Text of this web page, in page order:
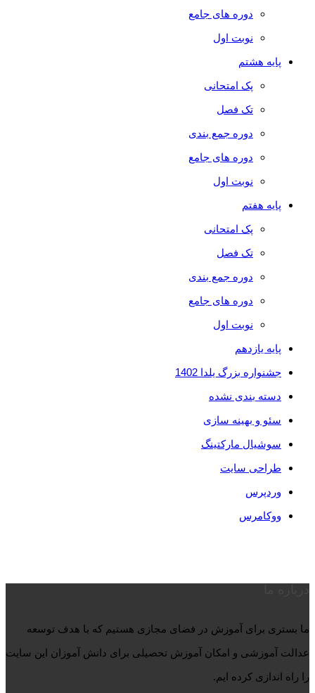
دوره های جامع
نوبت اول
پایه هشتم
پک امتحانی
تک فصل
دوره جمع بندی
دوره های جامع
نوبت اول
پایه هفتم
پک امتحانی
تک فصل
دوره جمع بندی
دوره های جامع
نوبت اول
پایه یازدهم
جشنواره بزرگ یلدا 1402
دسته بندی نشده
سئو و بهینه سازی
سوشیال مارکتینگ
طراحی سایت
وردپرس
ووکامرس
ما بستری برای آموزش در فضای مجازی هستیم که با هدف توسعه
عدالت آموزشی و امکان آموزش تحصیلی برای دانش آموزان این سایت
را راه اندازی کرده ایم.